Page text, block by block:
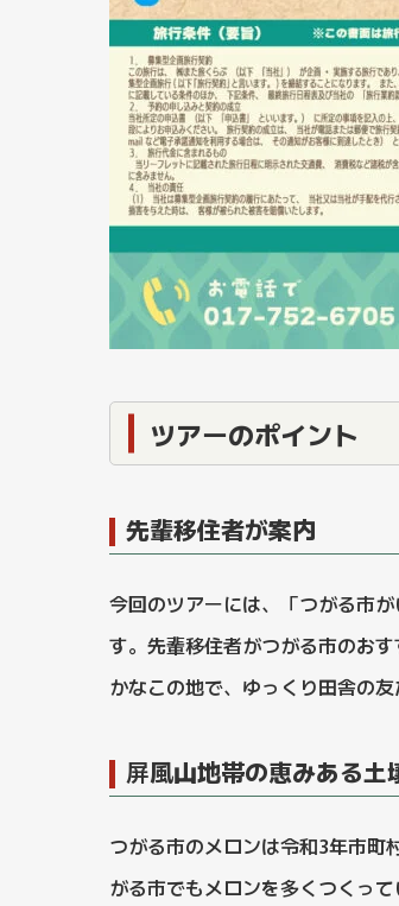
ツアーのポイント
先輩移住者が案内
今回のツアーには、「つがる市
す。先輩移住者がつがる市のお
かなこの地で、ゆっくり田舎の友
屏風山地帯の恵みある
つがる市のメロンは令和3年市町
がる市でもメロンを多くつくっ